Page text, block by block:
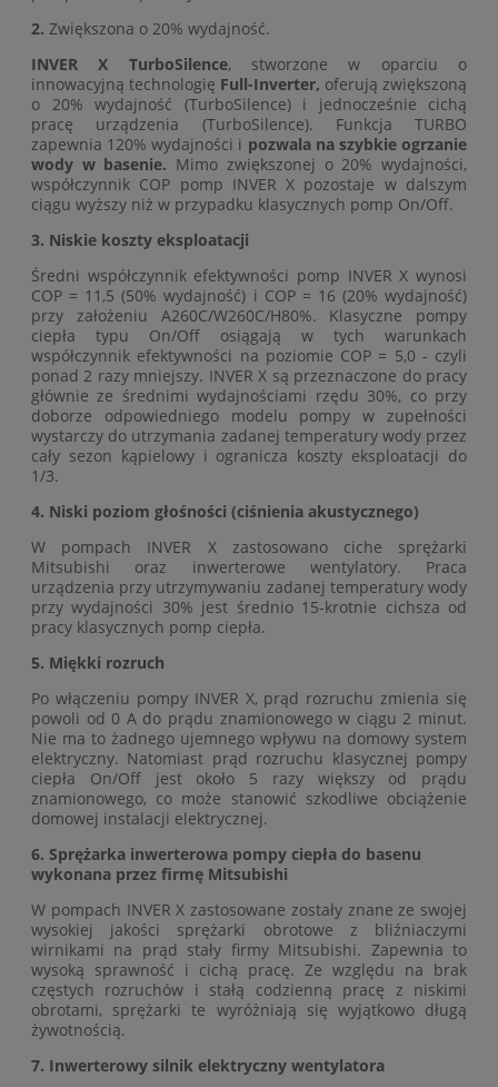
2. Zwiększona o 20% wydajność.
INVER X TurboSilence, stworzone w oparciu o
innowacyjną technologię Full-Inverter, oferują zwiększoną
o 20% wydajność (TurboSilence) i jednocześnie cichą
pracę urządzenia (TurboSilence). Funkcja TURBO
zapewnia 120% wydajności i pozwala na szybkie ogrzanie
wody w basenie. Mimo zwiększonej o 20% wydajności,
współczynnik COP pomp INVER X pozostaje w dalszym
ciągu wyższy niż w przypadku klasycznych pomp On/Off.
3. Niskie koszty eksploatacji
Średni współczynnik efektywności pomp INVER X wynosi
COP = 11,5 (50% wydajność) i COP = 16 (20% wydajność)
przy założeniu A260C/W260C/H80%. Klasyczne pompy
ciepła typu On/Off osiągają w tych warunkach
współczynnik efektywności na poziomie COP = 5,0 - czyli
ponad 2 razy mniejszy. INVER X są przeznaczone do pracy
głównie ze średnimi wydajnościami rzędu 30%, co przy
doborze odpowiedniego modelu pompy w zupełności
wystarczy do utrzymania zadanej temperatury wody przez
cały sezon kąpielowy i ogranicza koszty eksploatacji do
1/3.
4. Niski poziom głośności (ciśnienia akustycznego)
W pompach INVER X zastosowano ciche sprężarki
Mitsubishi oraz inwerterowe wentylatory. Praca
urządzenia przy utrzymywaniu zadanej temperatury wody
przy wydajności 30% jest średnio 15-krotnie cichsza od
pracy klasycznych pomp ciepła.
5. Miękki rozruch
Po włączeniu pompy INVER X, prąd rozruchu zmienia się
powoli od 0 A do prądu znamionowego w ciągu 2 minut.
Nie ma to żadnego ujemnego wpływu na domowy system
elektryczny. Natomiast prąd rozruchu klasycznej pompy
ciepła On/Off jest około 5 razy większy od prądu
znamionowego, co może stanowić szkodliwe obciążenie
domowej instalacji elektrycznej.
6. Sprężarka inwerterowa pompy ciepła do basenu
wykonana przez firmę Mitsubishi
W pompach INVER X zastosowane zostały znane ze swojej
wysokiej jakości sprężarki obrotowe z bliźniaczymi
wirnikami na prąd stały firmy Mitsubishi. Zapewnia to
wysoką sprawność i cichą pracę. Ze względu na brak
częstych rozruchów i stałą codzienną pracę z niskimi
obrotami, sprężarki te wyróżniają się wyjątkowo długą
żywotnością.
7. Inwerterowy silnik elektryczny wentylatora